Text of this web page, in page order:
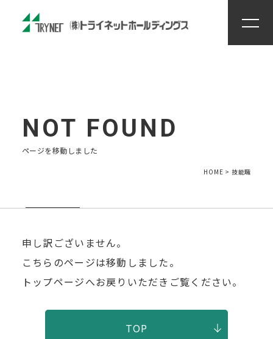
住まいる工房
ENTRY
ページを移動しました
HOME > 技能職
申し訳ございません。
こちらのページは移動しました。
トップページへお戻りいただきご覧ください。
TOP